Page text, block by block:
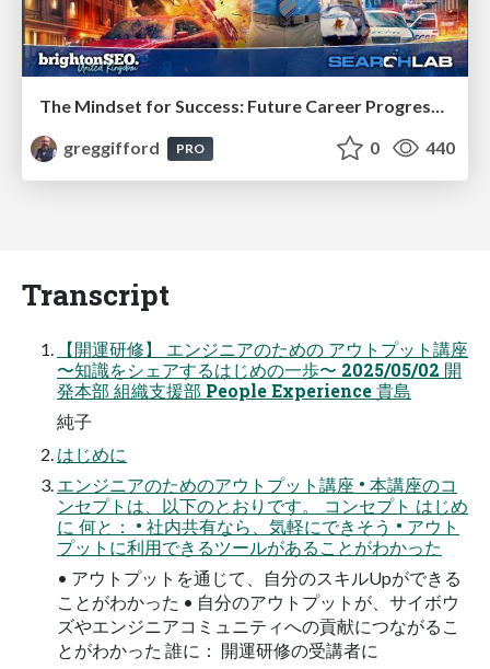
The Mindset for Success: Future Career Progression
greggifford
PRO 0 440
Transcript
【開運研修】 エンジニアのための アウトプット講座
〜知識をシェアするはじめの一歩〜 2025/05/02 開
発本部 組織支援部 People Experience 貴島
純子
はじめに
エンジニアのためのアウトプット講座 • 本講座のコ
ンセプトは、以下のとおりです。 コンセプト はじめ
に 何と： • 社内共有なら、気軽にできそう • アウト
プットに利用できるツールがあることがわかった
• アウトプットを通じて、自分のスキルUpができる
ことがわかった • 自分のアウトプットが、サイボウ
ズやエンジニアコミュニティへの貢献につながるこ
とがわかった 誰に： 開運研修の受講者に